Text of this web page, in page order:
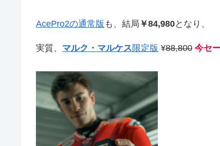
AcePro2の通常版 も、結局 ￥84,980となり、
実質、 マルク・マルケス限定版 ¥88,800 今セ